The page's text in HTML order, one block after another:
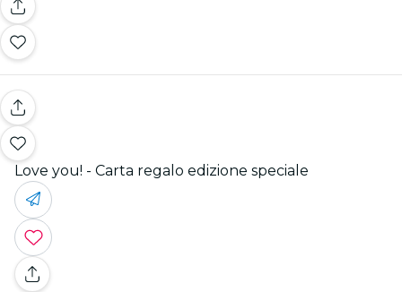
Love you! - Carta regalo edizione speciale